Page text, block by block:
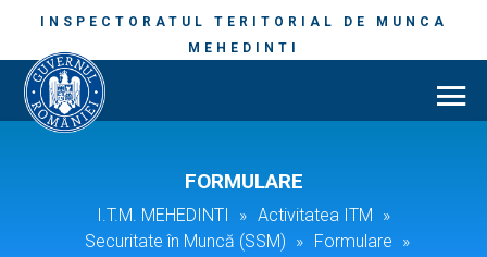
INSPECTORATUL TERITORIAL DE MUNCA
MEHEDINTI
FORMULARE
I.T.M. MEHEDINTI » Activitatea ITM »
Securitate în Muncă (SSM) » Formulare »